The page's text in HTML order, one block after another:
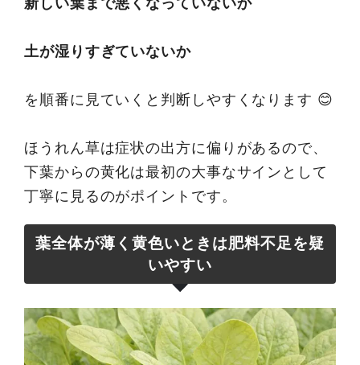
土が湿りすぎていないか
を順番に見ていくと判断しやすくなります 😊
ほうれん草は症状の出方に偏りがあるので、
下葉からの黄化は最初の大事なサインとして
丁寧に見るのがポイントです。
葉全体が薄く黄色いときは肥料不足を疑
いやすい